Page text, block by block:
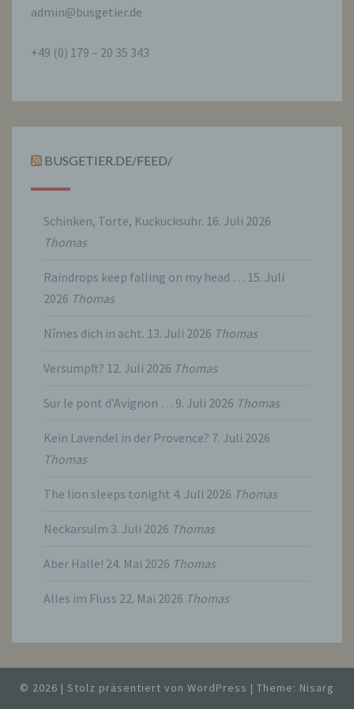
admin@busgetier.de
+49 (0) 179 – 20 35 343
BUSGETIER.DE/FEED/
Schinken, Torte, Kuckucksuhr. 16. Juli 2026
Thomas
Raindrops keep falling on my head … 15. Juli
2026 Thomas
Nîmes dich in acht. 13. Juli 2026 Thomas
Versumpft? 12. Juli 2026 Thomas
Sur le pont d’Avignon … 9. Juli 2026 Thomas
Kein Lavendel in der Provence? 7. Juli 2026
Thomas
The lion sleeps tonight 4. Juli 2026 Thomas
Neckarsulm 3. Juli 2026 Thomas
Aber Halle! 24. Mai 2026 Thomas
Alles im Fluss 22. Mai 2026 Thomas
© 2026 | Stolz präsentiert von WordPress | Theme: Nisarg
Person freiwillig für den bestimmten Fall in
einer Erklärung oder einer sonstigen
ist.
Grundverordnung, sonstiger in den Mitgliedstaaten
Datenschutzgesetze und anderer Bestimmungen
+49(0)1792035343
E-Mail: thomas@busgetier.de
Cookies / SessionStorage / LocalStorage
Die Internetseiten verwenden teilweise so
SessionStorage. Dies dient dazu, unser Angebot
eine Technologie, mit welcher ihr Browser Daten
abspeichert. Cookies sind Textdateien, welche
über einen Internetbrowser auf einem
Computersystem abgelegt und gespeichert